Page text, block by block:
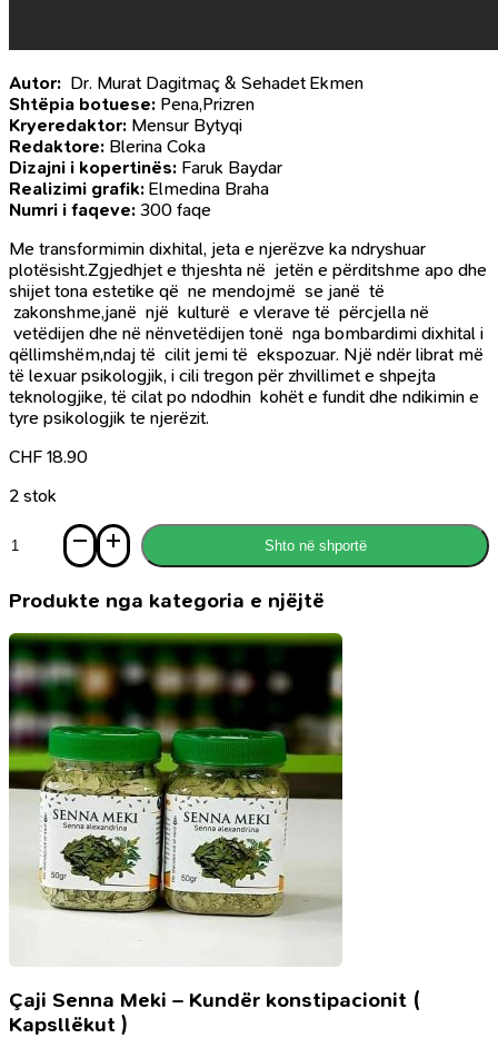
Autor: Dr. Murat Dagitmaç & Sehadet Ekmen
Shtëpia botuese: Pena,Prizren
Kryeredaktor: Mensur Bytyqi
Redaktore: Blerina Coka
Dizajni i kopertinës: Faruk Baydar
Realizimi grafik: Elmedina Braha
Numri i faqeve: 300 faqe
Me transformimin dixhital, jeta e njerëzve ka ndryshuar
plotësisht.Zgjedhjet e thjeshta në jetën e përditshme apo dhe
shijet tona estetike që ne mendojmë se janë të
zakonshme,janë një kulturë e vlerave të përcjella në
vetëdijen dhe në nënvetëdijen tonë nga bombardimi dixhital i
qëllimshëm,ndaj të cilit jemi të ekspozuar. Një ndër librat më
të lexuar psikologjik, i cili tregon për zhvillimet e shpejta
teknologjike, të cilat po ndodhin kohët e fundit dhe ndikimin e
tyre psikologjik te njerëzit.
CHF 18.90
2 stok
REVOLUCIONI
DIGJITAL
Shto në shportë
Produkte nga kategoria e njëjtë
Çaji Senna Meki – Kundër konstipacionit (
Kapsllëkut )